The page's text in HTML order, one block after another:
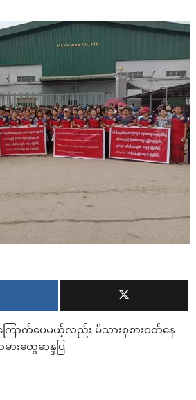
ကြောက်ပေမယ့်လည်း မိသားစုစားဝတ်နေ
းတွေဆန္ဒပြ